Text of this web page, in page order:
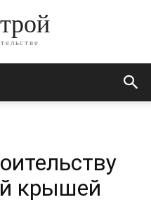
крышей